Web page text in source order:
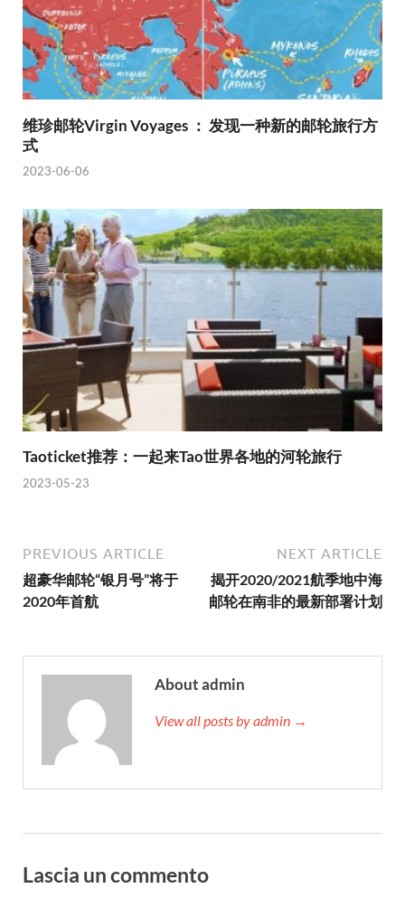
维珍邮轮Virgin Voyages ： 发现一种新的邮轮旅行方
式
2023-06-06
Taoticket推荐：一起来Tao世界各地的河轮旅行
2023-05-23
PREVIOUS ARTICLE
超豪华邮轮“银月号”将于
2020年首航
NEXT ARTICLE
揭开2020/2021航季地中海
邮轮在南非的最新部署计划
About admin
View all posts by admin →
Lascia un commento